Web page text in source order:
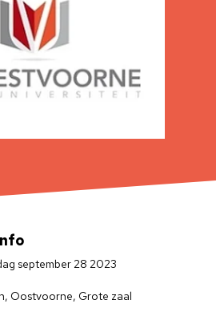
september 28 2023
Oostvoorne, Grote zaal